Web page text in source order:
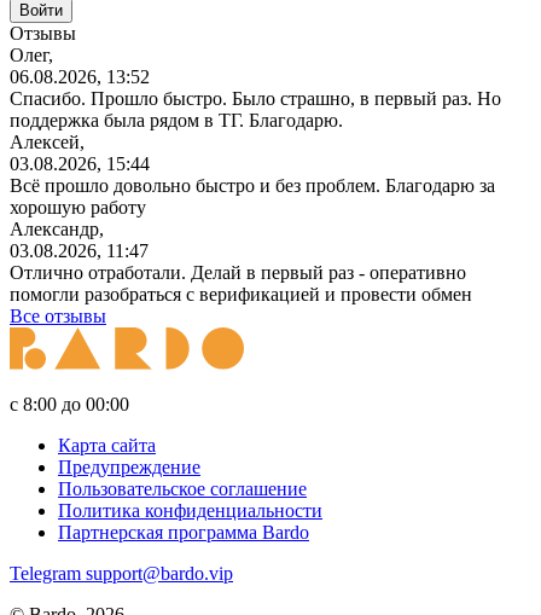
Отзывы
Олег,
06.08.2026, 13:52
Спасибо. Прошло быстро. Было страшно, в первый раз. Но
поддержка была рядом в ТГ. Благодарю.
Алексей,
03.08.2026, 15:44
Всё прошло довольно быстро и без проблем. Благодарю за
хорошую работу
Александр,
03.08.2026, 11:47
Отлично отработали. Делай в первый раз - оперативно
помогли разобраться с верификацией и провести обмен
Все отзывы
с 8:00 до 00:00
Карта сайта
Предупреждение
Пользовательское соглашение
Политика конфиденциальности
Партнерская программа Bardo
Telegram support@bardo.vip